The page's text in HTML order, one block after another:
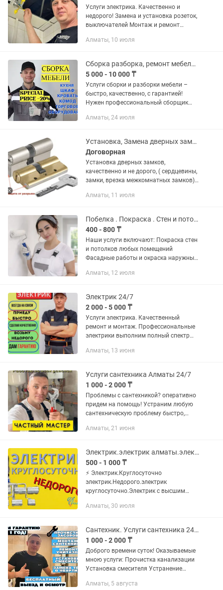
Услуги электрика. Качественно и
недорого! Замена и установка розеток,
выключателей Монтаж и ремонт
светильников и бра Сборка и
Алматы, 10 июля
Сборка разборка, ремонт мебели - сборщик мебели
5 000 - 10 000 ₸
Услуги сборки и разборки мебели –
быстро, качественно, с гарантией!
Нужен профессиональный сборщик
Собираем и разбираем мебель любой
Алматы, 24 июля
Установка, Замена дверных замков, в Алматы
Договорная
Установка дверных замков,
качественно и не дорого, ( сердцевины,
замки, врезка межкомнатных замков)
Алматы, 11 июля
Побелка . Покраска . Стен и потолка
400 - 800 ₸
Наши услуги включают: Покраска стен
и потолков любых помещений
Фасадные работы и окраска наружных
покраска по вашим пожеланиям
качественными...
Алматы, 12 июля
Электрик 24/7
2 000 - 5 000 ₸
Услуги электрика. Качественный
ремонт и монтаж. Профессиональные
электрики выполним полный спектр
доме или офисе. Что мы делаем:
Алматы, 13 июня
Услуги сантехника Алматы 24/7
1 000 - 2 000 ₸
Проблемы с сантехникой? оперативно
придем на помощь! Устраним любую
сантехническую проблему быстро,
спектр услуги по ремонту и
квартир,...
Алматы, 21 июня
Электрик.электрик алматы.электрик круглосуточно.услуги электрика.
500 - 1 000 ₸
⚡️ Электрик.Круглосуточно
электрик.Недорого.электрик
круглосуточно.Электрик с высшим
16 лет . ✅️ Если Вам надо опытный
к...
Алматы, 30 июля
Сантехник. Услуги сантехника 24/7. Замена. Ремонт. Установка. Чистка. Крот.
1 000 - 2 000 ₸
Доброго времени суток! Оказываемые
мною услуги: Прочистка канализации
Установка смесителя Устранение
Ремонт смесителя Ремонт
Алматы, 5 августа